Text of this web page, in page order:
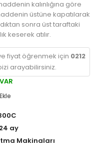
kalınlığına göre
üstüne kapatılarak
sonra üst taraftaki
keserek atılır.
fiyat öğrenmek için 0212
arayabilirsiniz.
VAR
24 ay
Makinaları